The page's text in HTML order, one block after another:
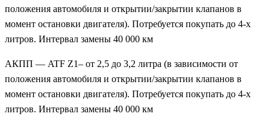
положения автомобиля и открытии/закрытии клапанов в
момент остановки двигателя). Потребуется покупать до 4-х
литров. Интервал замены 40 000 км
АКПП — ATF Z1– от 2,5 до 3,2 литра (в зависимости от
положения автомобиля и открытии/закрытии клапанов в
момент остановки двигателя). Потребуется покупать до 4-х
литров. Интервал замены 40 000 км